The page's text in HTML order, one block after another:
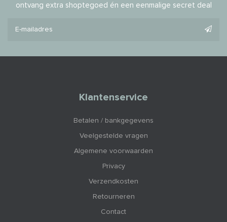
ontvang extra shoptegoed én een eenmalige secret deal
Klantenservice
Betalen / bankgegevens
Veelgestelde vragen
Algemene voorwaarden
Privacy
Verzendkosten
Retourneren
Contact